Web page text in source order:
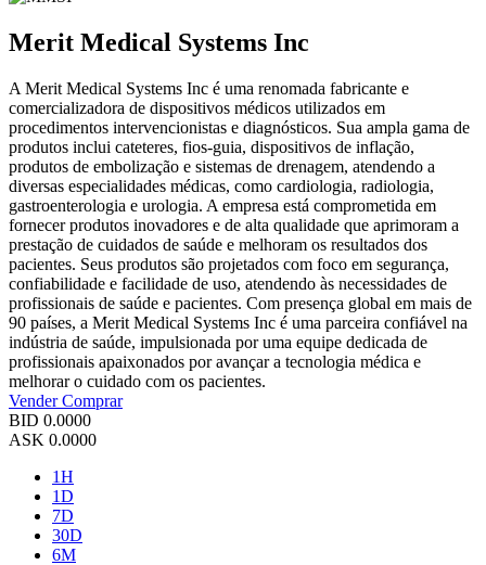
Merit Medical Systems Inc
A Merit Medical Systems Inc é uma renomada fabricante e
comercializadora de dispositivos médicos utilizados em
procedimentos intervencionistas e diagnósticos. Sua ampla gama de
produtos inclui cateteres, fios-guia, dispositivos de inflação,
produtos de embolização e sistemas de drenagem, atendendo a
diversas especialidades médicas, como cardiologia, radiologia,
gastroenterologia e urologia. A empresa está comprometida em
fornecer produtos inovadores e de alta qualidade que aprimoram a
prestação de cuidados de saúde e melhoram os resultados dos
pacientes. Seus produtos são projetados com foco em segurança,
confiabilidade e facilidade de uso, atendendo às necessidades de
profissionais de saúde e pacientes. Com presença global em mais de
90 países, a Merit Medical Systems Inc é uma parceira confiável na
indústria de saúde, impulsionada por uma equipe dedicada de
profissionais apaixonados por avançar a tecnologia médica e
melhorar o cuidado com os pacientes.
VenderComprar
BID 0.0000
ASK 0.0000
1H
1D
7D
30D
6M